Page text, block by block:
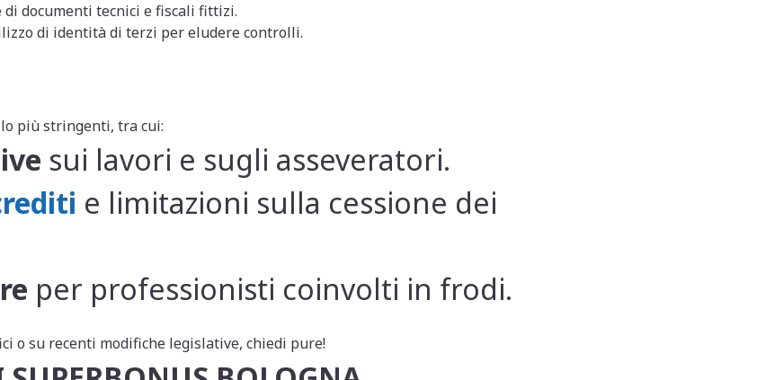
di documenti tecnici e fiscali fittizi.
di identità di terzi per eludere controlli.
più stringenti, tra cui:
sui lavori e sugli asseveratori.
e limitazioni sulla cessione dei
per professionisti coinvolti in frodi.
o su recenti modifiche legislative, chiedi pure!